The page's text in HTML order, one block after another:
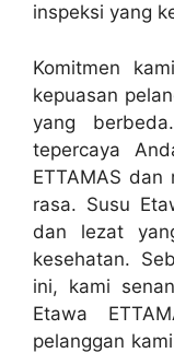
inspeksi yang
Komitmen
kepuasan
yang
tepercaya
ETTAMAS dan
rasa. Susu
dan lezat
kesehatan.
ini, kami
Etawa
pelanggan